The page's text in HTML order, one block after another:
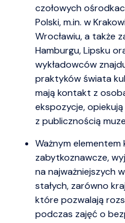
czołowych
Polski, m.in. w
Wrocławiu, a także
Hamburgu, Lipsku
wykładowców
praktyków świata
mają kontakt z
ekspozycje,
z publicznością
Ważnym
zabytkoznawcze,
na najważniejszych
stałych, zarówno
które pozwalają
podczas zajęć o